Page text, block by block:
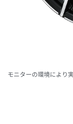
モニターの環境により